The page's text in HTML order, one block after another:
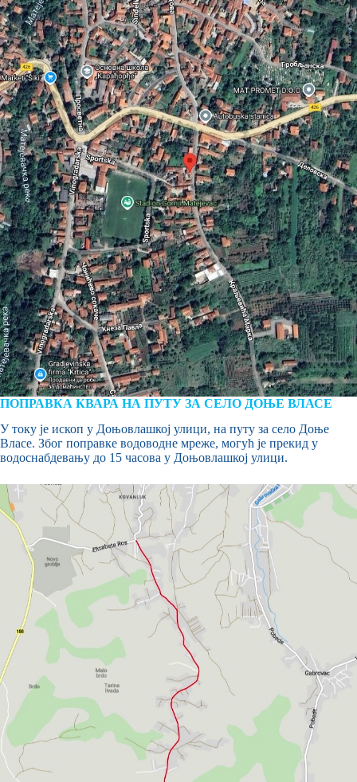
ПОПРАВКА КВАРА НА ПУТУ ЗА СЕЛО ДОЊЕ ВЛАСЕ
У току је ископ у Доњовлашкој улици, на путу за село Доње
Власе. Због поправке водоводне мреже, могућ је прекид у
водоснабдевању до 15 часова у Доњовлашкој улици.